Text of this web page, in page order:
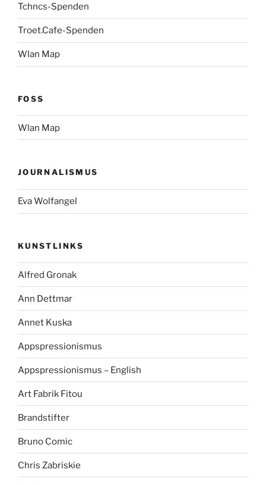
Tchncs-Spenden
Troet.Cafe-Spenden
Wlan Map
FOSS
Wlan Map
JOURNALISMUS
Eva Wolfangel
KUNSTLINKS
Alfred Gronak
Ann Dettmar
Annet Kuska
Appspressionismus
Appspressionismus – English
Art Fabrik Fitou
Brandstifter
Bruno Comic
Chris Zabriskie